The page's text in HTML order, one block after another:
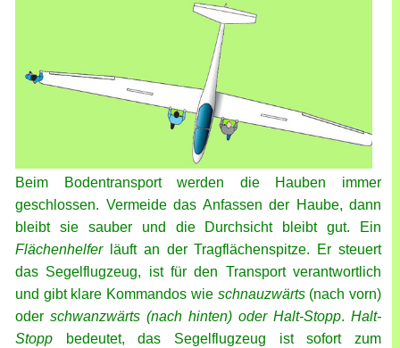
Beim Bodentransport werden die Hauben immer
geschlossen. Vermeide das Anfassen der Haube, dann
bleibt sie sauber und die Durchsicht bleibt gut. Ein
Flächenhelfer
läuft an der Tragflächenspitze. Er steuert
das Segelflugzeug, ist für den Transport verantwortlich
und gibt klare Kommandos wie schnauzwärts(nach vorn)
oder schwanzwärts (nach hinten) oder Halt-Stopp. Halt-
Stopp
bedeutet, das Segelflugzeug ist sofort zum